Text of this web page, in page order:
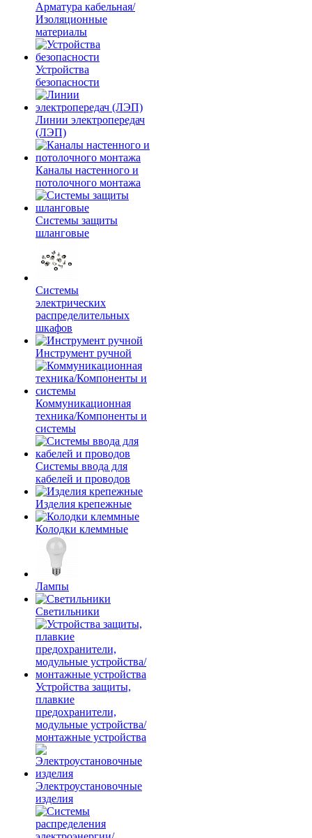
Арматура кабельная/
Изоляционные
материалы
Устройства
безопасности
Линии электропередач
(ЛЭП)
Каналы настенного и
потолочного монтажа
Системы защиты
шланговые
Системы
электрических
распределительных
шкафов
Инструмент ручной
Коммуникационная
техника/Компоненты и
системы
Системы ввода для
кабелей и проводов
Изделия крепежные
Колодки клеммные
Лампы
Светильники
Устройства защиты,
плавкие
предохранители,
модульные устройства/
монтажные устройства
Электроустановочные
изделия